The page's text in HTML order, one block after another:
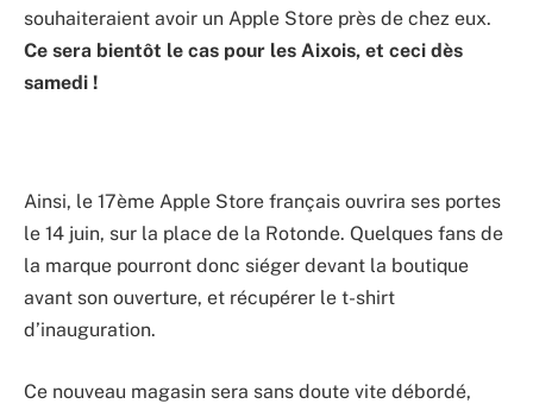
souhaiteraient avoir un Apple Store près de chez eux.
Ce sera bientôt le cas pour les Aixois, et ceci dès
samedi !
Ainsi, le 17ème Apple Store français ouvrira ses portes
le 14 juin, sur la place de la Rotonde. Quelques fans de
la marque pourront donc siéger devant la boutique
avant son ouverture, et récupérer le t-shirt
d’inauguration.
Ce nouveau magasin sera sans doute vite débordé,